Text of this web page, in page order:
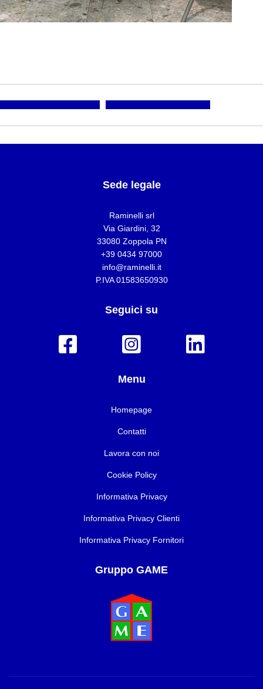
Sede legale
Raminelli srl
Via Giardini, 32
33080 Zoppola PN
+39 0434 97000
info@raminelli.it
P.IVA 01583650930
Seguici su
Menu
Homepage
Contatti
Lavora con noi
Cookie Policy
Informativa Privacy
Informativa Privacy Clienti
Informativa Privacy Fornitori
Gruppo GAME